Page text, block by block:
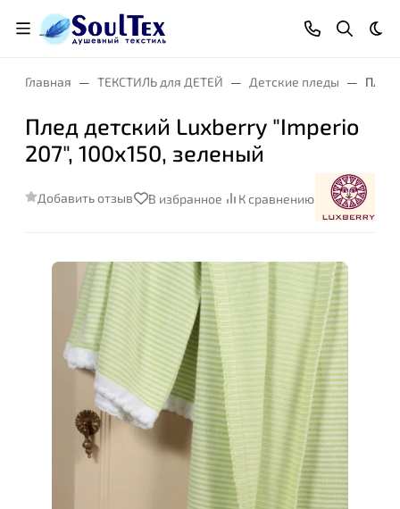
Главная ТЕКСТИЛЬ для ДЕТЕЙ Детские пледы Плед
Плед детский Luxberry "Imperio
207", 100х150, зеленый
Добавить отзыв В избранное К сравнению